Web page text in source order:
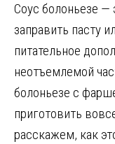
ce
b
o
o
k
n
o
kl
a
ni
Соус болоньезе —
заправить пасту
питательное
неотъемлемой
болоньезе с
приготовить
расскажем, как